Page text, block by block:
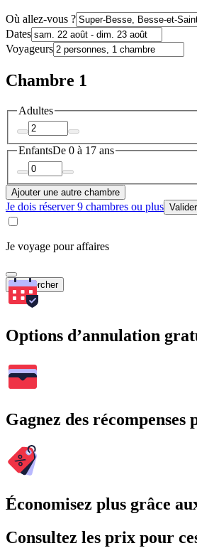
Où allez-vous ?
Dates
Voyageurs
Chambre 1
Adultes
EnfantsDe 0 à 17 ans
Ajouter une autre chambre
Je dois réserver 9 chambres ou plus Valider
Je voyage pour affaires
Rechercher
Options d’annulation
Gagnez des
Économisez plus grâce
Consultez les prix pour